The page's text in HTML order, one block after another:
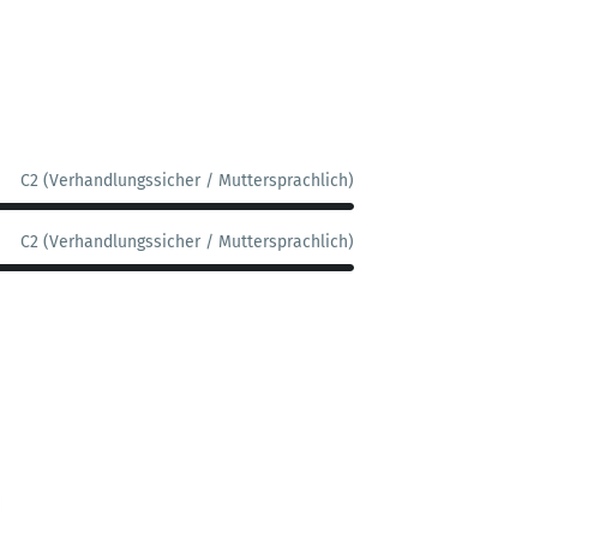
C2 (Verhandlungssicher / Muttersprachlich)
C2 (Verhandlungssicher / Muttersprachlich)